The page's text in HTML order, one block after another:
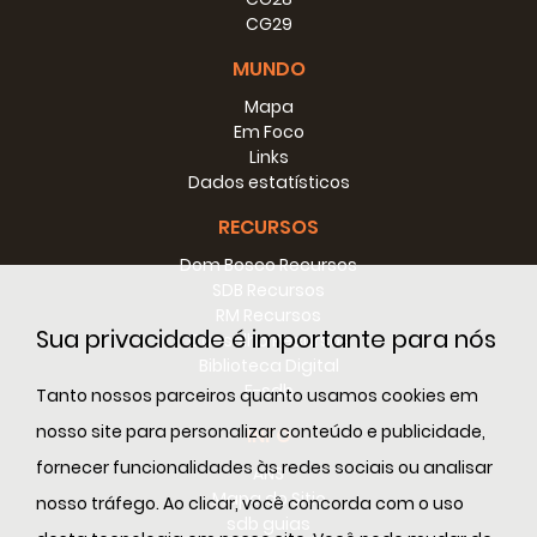
Sua privacidade é importante para nós
Tanto nossos parceiros quanto usamos cookies em
nosso site para personalizar conteúdo e publicidade,
fornecer funcionalidades às redes sociais ou analisar
nosso tráfego. Ao clicar, você concorda com o uso
CG29
MUNDO
Mapa
Em Foco
Links
Dados estatísticos
RECURSOS
Dom Bosco Recursos
Conselho Recursos
E-sdb
INFO
ANS
Mapa do Sitio